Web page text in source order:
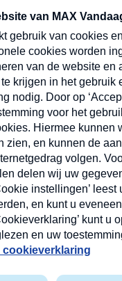
vrijdag- en
abonnement op
vrijdag- en